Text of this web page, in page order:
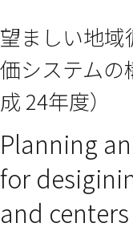
ウで開きます）
ンドウで開きます）
ウインドウで開きま
望ましい地
価システムの
成 24年度）
Planning
for
and